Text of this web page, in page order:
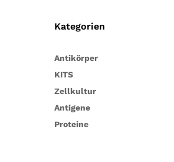
Kategorien
Antikörper
KITS
Zellkultur
Antigene
Proteine